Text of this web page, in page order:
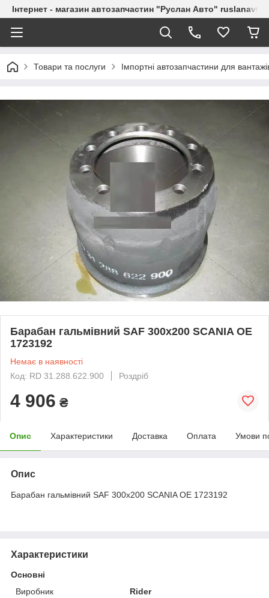
Інтернет - магазин автозапчастин "Руслан Авто"
Товари та послуги Імпортні автозапчастини для
Барабан гальмівний SAF 300х200 SCANIA ОЕ
1723192
Немає в наявності
Код: RD 31.288.622.900
Роздріб
4 906 ₴
Опис Характеристики Доставка Оплата Умови
Опис
Барабан гальмівний SAF 300х200 SCANIA ОЕ 1723192
Характеристики
Основні
Виробник
Rider